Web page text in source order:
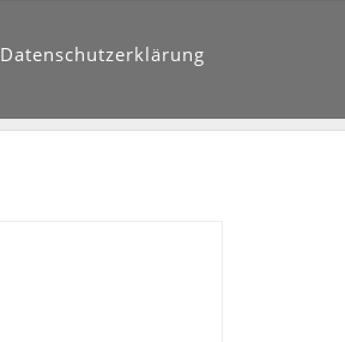
Datenschutzerklärung